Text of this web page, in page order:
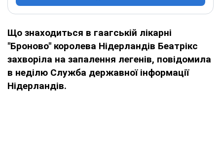
Що знаходиться в гаагській лікарні
"Броново" королева Нідерландів Беатрікс
захворіла на запалення легенів, повідомила
в неділю Служба державної інформації
Нідерландів.